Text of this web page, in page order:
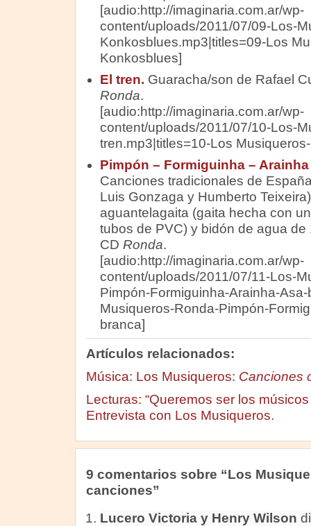
[audio:http://imaginaria.com.ar/wp-
content/uploads/2011/07/09-Los-
Konkosblues.mp3|titles=09-Los
Konkosblues]
El tren. Guaracha/son de Rafael
Ronda.
[audio:http://imaginaria.com.ar/wp-
content/uploads/2011/07/10-Los-
tren.mp3|titles=10-Los
Pimpón – Formiguinha –
Canciones tradicionales de
Luis Gonzaga y Humberto
aguantelagaita (gaita hecha con
tubos de PVC) y bidón de agua de
CD Ronda.
[audio:http://imaginaria.com.ar/wp-
content/uploads/2011/07/11-Los-
Pimpón-Formiguinha-Arainha-
Musiqueros-Ronda-Pimpón-
branca]
Artículos relacionados:
Música: Los Musiqueros: Canciones
Lecturas: “Queremos ser los
Entrevista con Los Musiqueros.
9 comentarios sobre “Los
canciones”
Lucero Victoria y Henry Wilson